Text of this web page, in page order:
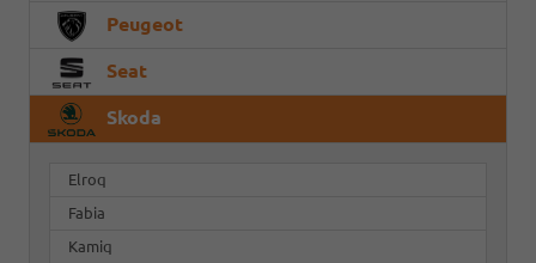
Peugeot
Seat
Skoda
Elroq
Fabia
Kamiq